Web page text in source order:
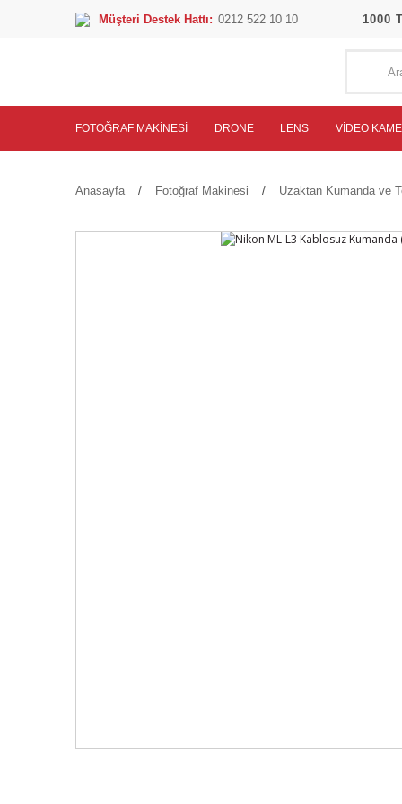
Müşteri Destek Hattı: 0212 522 10 10 1000
FOTOĞRAF MAKINESI DRONE LENS VIDEO
Anasayfa Fotoğraf Makinesi Uzaktan Kumanda ve